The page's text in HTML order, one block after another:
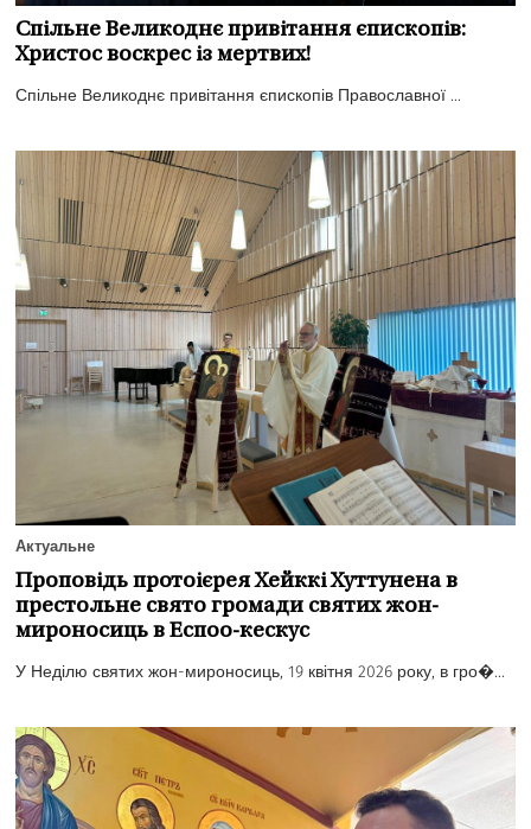
Спільне Великоднє привітання єпископів:
Христос воскрес із мертвих!
Спільне Великоднє привітання єпископів Православної ...
Актуальне
Проповідь протоієрея Хейккі Хуттунена в
престольне свято громади святих жон-
мироносиць в Еспоо-кескус
У Неділю святих жон-мироносиць, 19 квітня 2026 року, в гро�...